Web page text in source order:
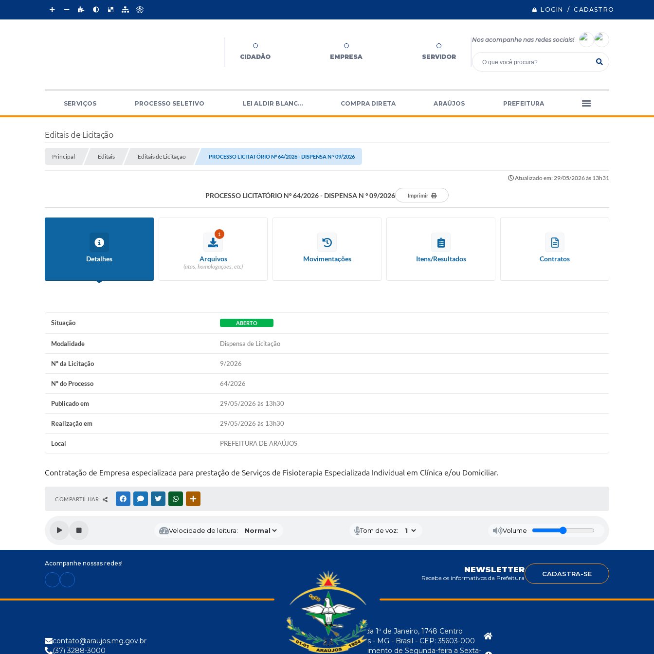
LOGIN / CADASTRO
CIDADÃO EMPRESA SERVIDOR
Nos acompanhe nas redes sociais!
SERVIÇOS PROCESSO SELETIVO LEI ALDIR BLANC... COMPRA DIRETA ARAÚJOS PREFEITURA
Editais de Licitação
Principal Editais Editais de Licitação PROCESSO LICITATÓRIO Nº 64/2026 - DISPENSA N º 09/2026
Atualizado em: 29/05/2026 às 13h31
PROCESSO LICITATÓRIO Nº 64/2026 - DISPENSA N º 09/2026 Imprimir
Detalhes
1
Arquivos
(atas, homologações, etc)
Movimentações Itens/Resultados Contratos
Situação ABERTO
Modalidade Dispensa de Licitação
Nº da Licitação 9/2026
Nº do Processo 64/2026
Publicado em 29/05/2026 às 13h30
Realização em 29/05/2026 às 13h30
Local PREFEITURA DE ARAÚJOS
Contratação de Empresa especializada para prestação de Serviços de Fisioterapia Especializada Individual em Clínica e/ou Domiciliar.
COMPARTILHAR FACEBOOKMESSENGER
TWITTERWHATSAPP
Velocidade de leitura: Tom de voz: Volume
Acompanhe nossas redes!
NEWSLETTER
Receba os informativos da Prefeitura
CADASTRA-SE
contato@araujos.mg.gov.br
(37) 3288-3000
Avenida 1º de Janeiro, 1748 Centro
Araújos - MG - Brasil - CEP: 35603-000
Atendimento de Segunda-feira a Sexta-